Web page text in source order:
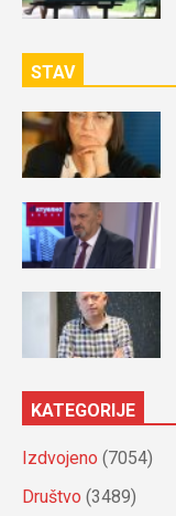
STAV
KATEGORIJE
Izdvojeno (7054)
Društvo (3489)